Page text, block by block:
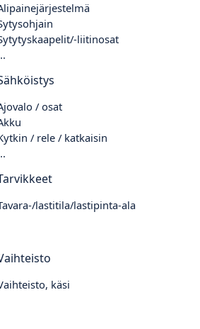
liitinosat
/ osat
/ rele / katkaisin
lastitila/lastipinta-ala
käsi